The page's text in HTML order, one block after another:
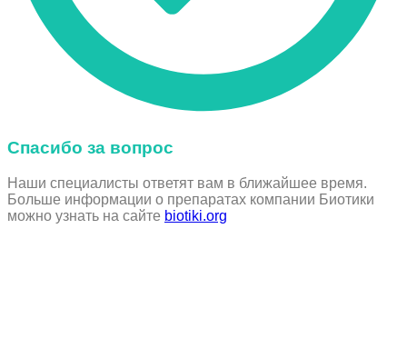
Спасибо за вопрос
Наши специалисты ответят вам в ближайшее время.
Больше информации о препаратах компании Биотики
можно узнать на сайте biotiki.org